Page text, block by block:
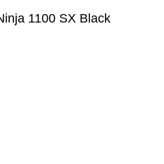
1100 SX Black